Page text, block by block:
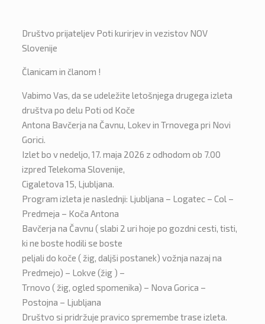
Društvo prijateljev Poti kurirjev in vezistov NOV
Slovenije
Članicam in članom !
Vabimo Vas, da se udeležite letošnjega drugega izleta
društva po delu Poti od Koče
Antona Bavčerja na Čavnu, Lokev in Trnovega pri Novi
Gorici.
Izlet bo v nedeljo, 17. maja 2026 z odhodom ob 7.00
izpred Telekoma Slovenije,
Cigaletova 15, Ljubljana.
Program izleta je naslednji: Ljubljana – Logatec – Col –
Predmeja – Koča Antona
Bavčerja na Čavnu ( slabi 2 uri hoje po gozdni cesti, tisti,
ki ne boste hodili se boste
peljali do koče ( žig, daljši postanek) vožnja nazaj na
Predmejo) – Lokve (žig ) –
Trnovo ( žig, ogled spomenika) – Nova Gorica –
Postojna – Ljubljana
Društvo si pridržuje pravico spremembe trase izleta.